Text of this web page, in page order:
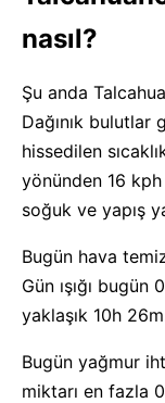
nasıl?
Şu anda
Dağınık bulutlar
hissedilen
yönünden 16
soğuk ve yapış
Bugün hava
Gün ışığı
yaklaşık 10h
Bugün yağmur
miktarı en fazla